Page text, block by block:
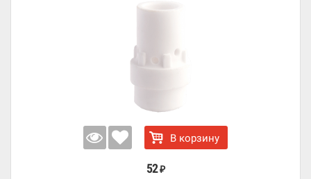
В корзину
52 ₽